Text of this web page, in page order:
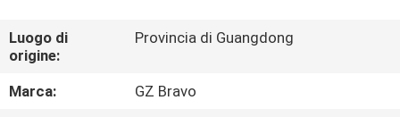
GIRO
DELLA
FABBRICA
Luogo di
origine:
Provincia di Guangdong
Marca:
GZ Bravo